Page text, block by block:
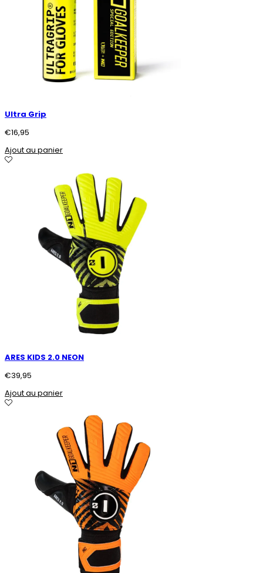
Ultra Grip
€16,95
Ajout au panier
ARES KIDS 2.0 NEON
€39,95
Ajout au panier